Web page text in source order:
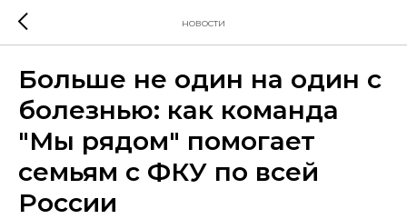
новости
Больше не один на один с
болезнью: как команда
"Мы рядом" помогает
семьям с ФКУ по всей
России